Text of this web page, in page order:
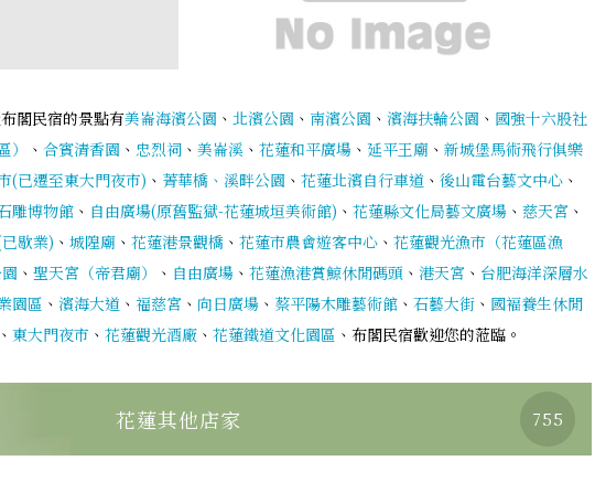
閣民宿的景點有美崙海濱公園 、 北濱公園 、 南濱公園 、 濱海扶輪公園 、 國強十六股社
、 合賓清香園 、 忠烈祠 、 美崙溪 、 花蓮和平廣場 、 延平王廟 、 新城堡馬術飛行俱樂
(已遷至東大門夜市) 、 菁華橋、溪畔公園 、 花蓮北濱自行車道 、 後山電台藝文中心 、
雕博物館 、 自由廣場(原舊監獄-花蓮城垣美術館) 、 花蓮縣文化局藝文廣場 、 慈天宮 、
歇業) 、 城隍廟 、 花蓮港景觀橋 、 花蓮市農會遊客中心 、 花蓮觀光漁市（花蓮區漁
、 聖天宮（帝君廟） 、 自由廣場 、 花蓮漁港賞鯨休閒碼頭 、 港天宮 、 台肥海洋深層水
園區 、 濱海大道 、 福慈宮 、 向日廣場 、 蔡平陽木雕藝術館 、 石藝大街 、 國褔養生休閒
、 東大門夜市 、 花蓮觀光酒廠 、 花蓮鐵道文化園區 、布閣民宿歡迎您的蒞臨。
花蓮其他店家 755